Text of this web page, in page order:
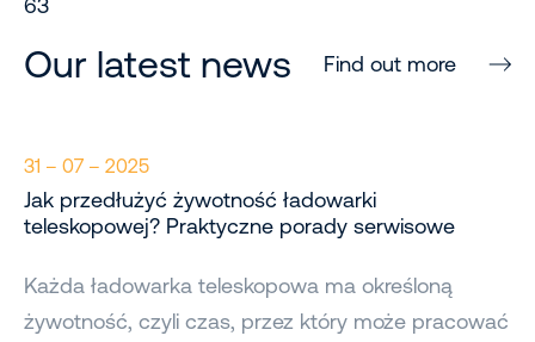
63
Our latest news Find out more
31 – 07 – 2025
Jak przedłużyć żywotność ładowarki
teleskopowej? Praktyczne porady serwisowe
Każda ładowarka teleskopowa ma określoną
żywotność, czyli czas, przez który może pracować